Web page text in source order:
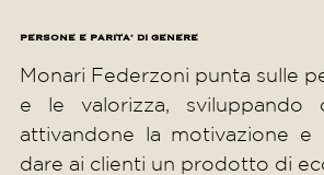
PERSONE E PARITA’ DI GENERE
Monari Federzoni punta sulle
e le valorizza, sviluppando
attivandone la motivazione e
dare ai clienti un prodotto di